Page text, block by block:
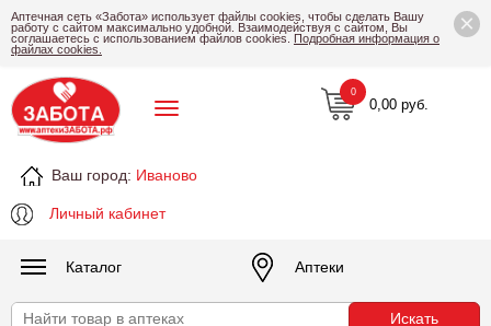
×
Аптечная сеть «Забота» использует файлы cookies, чтобы сделать Вашу
работу с сайтом максимально удобной. Взаимодействуя с сайтом, Вы
соглашаетесь с использованием файлов cookies. Подробная информация о
файлах cookies.
Ваш город: Иваново
Личный кабинет
0,00 руб.
0
Каталог Аптеки